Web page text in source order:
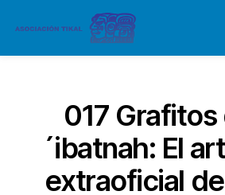
017 Grafitos
´ibatnah: El
extraoficial